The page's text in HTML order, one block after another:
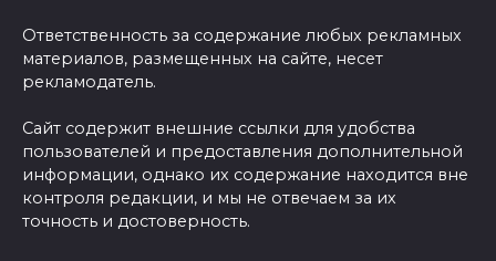
Ответственность за содержание любых рекламных
материалов, размещенных на сайте, несет
рекламодатель.
Сайт содержит внешние ссылки для удобства
пользователей и предоставления дополнительной
информации, однако их содержание находится вне
контроля редакции, и мы не отвечаем за их
точность и достоверность.